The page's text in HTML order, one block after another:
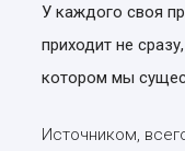
У каждого своя
приходит не
котором мы
Источником,